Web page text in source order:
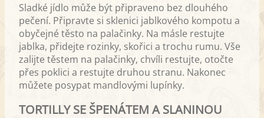
Sladké jídlo může být připraveno bez dlouhého
pečení. Připravte si sklenici jablkového kompotu a
obyčejné těsto na palačinky. Na másle restujte
jablka, přidejte rozinky, skořici a trochu rumu. Vše
zalijte těstem na palačinky, chvíli restujte, otočte
přes poklici a restujte druhou stranu. Nakonec
můžete posypat mandlovými lupínky.
TORTILLY SE ŠPENÁTEM A SLANINOU